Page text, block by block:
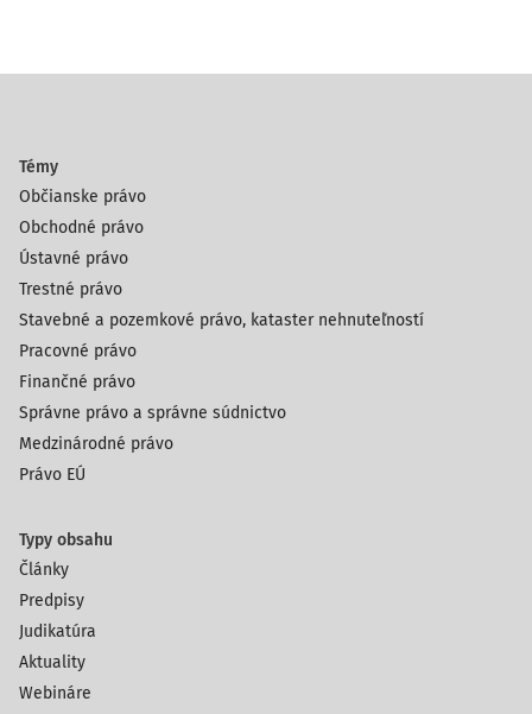
Témy
Občianske právo
Obchodné právo
Ústavné právo
Trestné právo
Stavebné a pozemkové právo, kataster nehnuteľností
Pracovné právo
Finančné právo
Správne právo a správne súdnictvo
Medzinárodné právo
Právo EÚ
Typy obsahu
Články
Predpisy
Judikatúra
Aktuality
Webináre